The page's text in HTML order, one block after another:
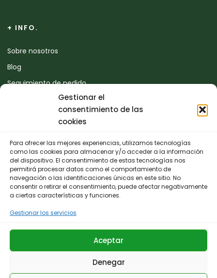
Gestionar el
consentimiento de las
cookies
Para ofrecer las mejores experiencias, utilizamos tecnologías
como las cookies para almacenar y/o acceder a la información
del dispositivo. El consentimiento de estas tecnologías nos
permitirá procesar datos como el comportamiento de
navegación o las identificaciones únicas en este sitio. No
consentir o retirar el consentimiento, puede afectar negativamente
a ciertas características y funciones.
Gestionar los servicios
Aceptar
Denegar
+ INFO.
Sobre nosotros
Blog
Seguimiento de pedido
CONTACTO
942 25 50 54
Polígono de Trascueto, parcela 4, 39600 Revilla de
Camargo, Cantabria
info@fernando-santamaria.com